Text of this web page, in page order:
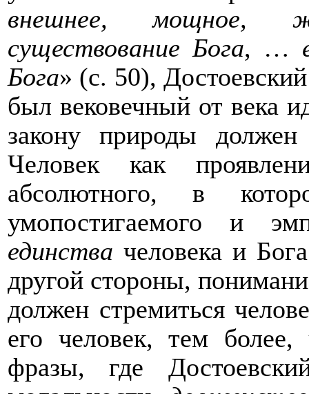
внешнее, мощное,
существование Бога, …
Бога» (с. 50),
был вековечный от века
закону природы
Человек как
абсолютного, в
умопостигаемого и
единства человека и
другой стороны,
должен стремиться
его человек, тем более,
фразы, где